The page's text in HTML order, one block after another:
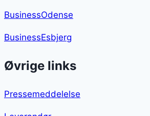
BusinessOdense
BusinessEsbjerg
Øvrige links
Pressemeddelelse